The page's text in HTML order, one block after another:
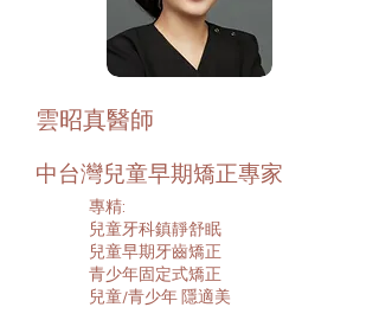
​雲昭真醫師
中台灣兒童早期矯正專家
專精:
兒童牙科鎮靜舒眠
兒童早期牙齒矯正
青少年固定式矯正​
兒童/青少年 隱適美